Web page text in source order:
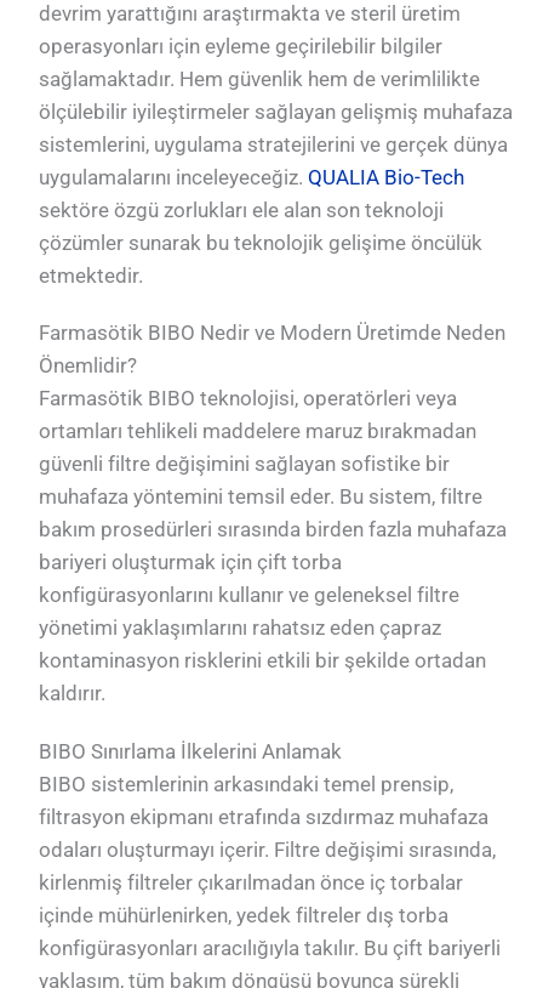
devrim yarattığını araştırmakta ve steril üretim
operasyonları için eyleme geçirilebilir bilgiler
sağlamaktadır. Hem güvenlik hem de verimlilikte
ölçülebilir iyileştirmeler sağlayan gelişmiş muhafaza
sistemlerini, uygulama stratejilerini ve gerçek dünya
uygulamalarını inceleyeceğiz. QUALIA Bio-Tech
sektöre özgü zorlukları ele alan son teknoloji
çözümler sunarak bu teknolojik gelişime öncülük
etmektedir.
Farmasötik BIBO Nedir ve Modern Üretimde Neden
Önemlidir?
Farmasötik BIBO teknolojisi, operatörleri veya
ortamları tehlikeli maddelere maruz bırakmadan
güvenli filtre değişimini sağlayan sofistike bir
muhafaza yöntemini temsil eder. Bu sistem, filtre
bakım prosedürleri sırasında birden fazla muhafaza
bariyeri oluşturmak için çift torba
konfigürasyonlarını kullanır ve geleneksel filtre
yönetimi yaklaşımlarını rahatsız eden çapraz
kontaminasyon risklerini etkili bir şekilde ortadan
kaldırır.
BIBO Sınırlama İlkelerini Anlamak
BIBO sistemlerinin arkasındaki temel prensip,
filtrasyon ekipmanı etrafında sızdırmaz muhafaza
odaları oluşturmayı içerir. Filtre değişimi sırasında,
kirlenmiş filtreler çıkarılmadan önce iç torbalar
içinde mühürlenirken, yedek filtreler dış torba
konfigürasyonları aracılığıyla takılır. Bu çift bariyerli
yaklaşım, tüm bakım döngüsü boyunca sürekli